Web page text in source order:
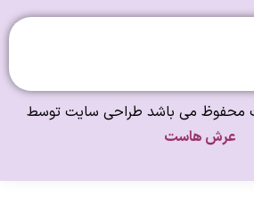
می باشد طراحی سایت توسط
هاست